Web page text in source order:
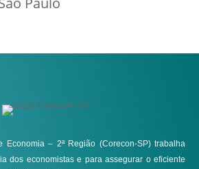
Economia – 2ª Região (Corecon-SP) trabalha
dos economistas e para assegurar o eficiente